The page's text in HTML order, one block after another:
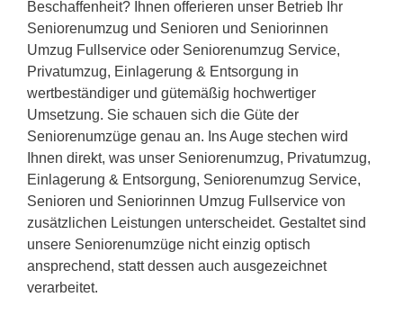
Beschaffenheit? Ihnen offerieren unser Betrieb Ihr
Seniorenumzug und Senioren und Seniorinnen
Umzug Fullservice oder Seniorenumzug Service,
Privatumzug, Einlagerung & Entsorgung in
wertbeständiger und gütemäßig hochwertiger
Umsetzung. Sie schauen sich die Güte der
Seniorenumzüge genau an. Ins Auge stechen wird
Ihnen direkt, was unser Seniorenumzug, Privatumzug,
Einlagerung & Entsorgung, Seniorenumzug Service,
Senioren und Seniorinnen Umzug Fullservice von
zusätzlichen Leistungen unterscheidet. Gestaltet sind
unsere Seniorenumzüge nicht einzig optisch
ansprechend, statt dessen auch ausgezeichnet
verarbeitet.